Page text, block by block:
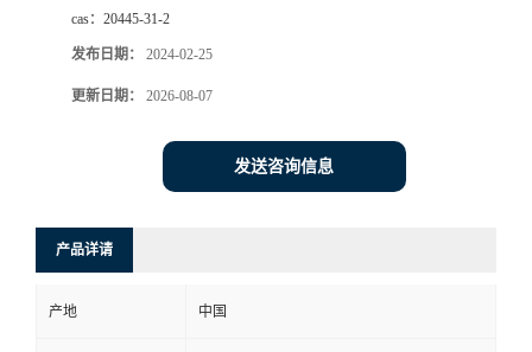
cas： 20445-31-2
发布日期： 2024-02-25
更新日期： 2026-08-07
发送咨询信息
产品详请
产地 中国